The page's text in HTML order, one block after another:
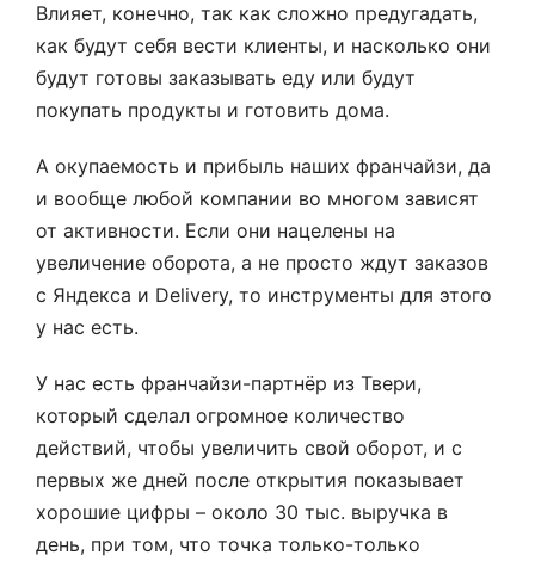
Влияет, конечно, так как сложно предугадать,
как будут себя вести клиенты, и насколько они
будут готовы заказывать еду или будут
покупать продукты и готовить дома.
А окупаемость и прибыль наших франчайзи, да
и вообще любой компании во многом зависят
от активности. Если они нацелены на
увеличение оборота, а не просто ждут заказов
с Яндекса и Delivery, то инструменты для этого
у нас есть.
У нас есть франчайзи-партнёр из Твери,
который сделал огромное количество
действий, чтобы увеличить свой оборот, и с
первых же дней после открытия показывает
хорошие цифры – около 30 тыс. выручка в
день, при том, что точка только-только